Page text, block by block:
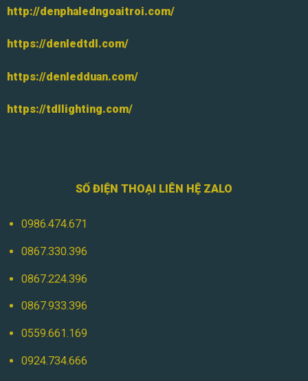
http://denphaledngoaitroi.com/
https://denledtdl.com/
https://denledduan.com/
https://tdllighting.com/
SỐ ĐIỆN THOẠI LIÊN HỆ ZALO
0986.474.671
0867.330.396
0867.224.396
0867.933.396
0559.661.169
0924.734.666